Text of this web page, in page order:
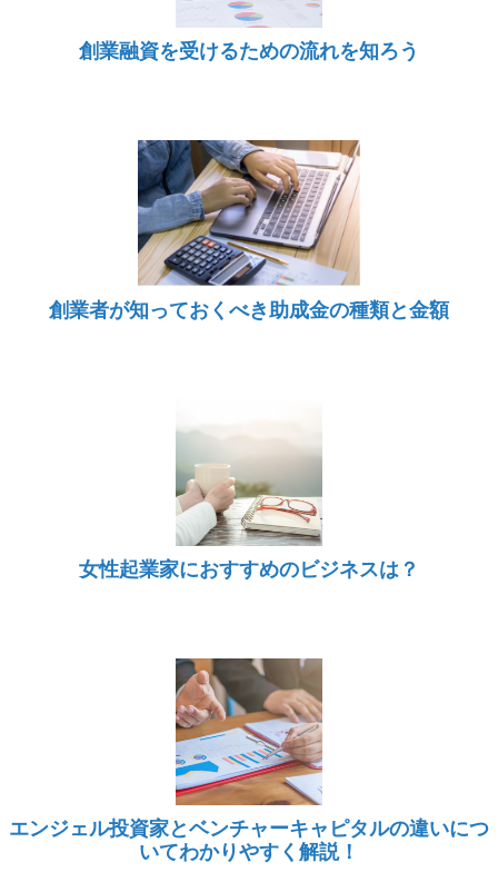
創業融資を受けるための流れを知ろう
創業者が知っておくべき助成金の種類と金額
女性起業家におすすめのビジネスは？
エンジェル投資家とベンチャーキャピタルの違いにつ
いてわかりやすく解説！